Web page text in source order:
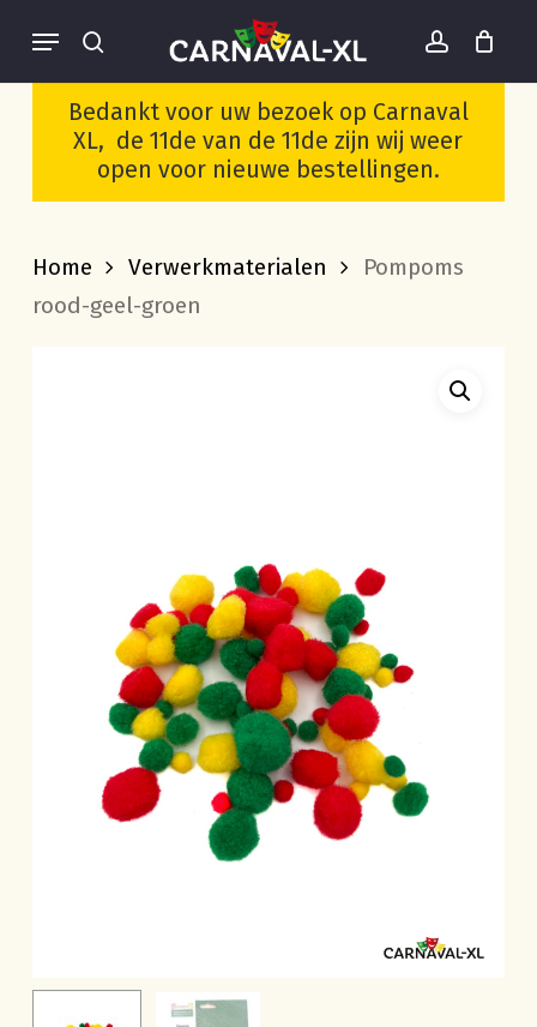
main
content
search account
Menu
Cart Close
Cart
Bedankt voor uw bezoek op Carnaval
XL, de 11de van de 11de zijn wij weer
open voor nieuwe bestellingen.
Home Verwerkmaterialen
Pompoms
rood-geel-groen
Wees de eerste om
“Pompoms rood-geel-
groen” te beoordelen
Je moetingelogd zijnom een